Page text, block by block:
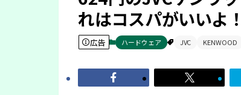
れはコスパがいいよ！
広告 ハードウェア JVC KENWOOD